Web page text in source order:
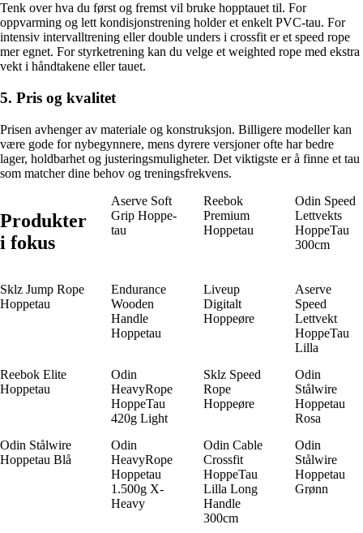
Tenk over hva du først og fremst vil bruke hopptauet til. For
oppvarming og lett kondisjonstrening holder et enkelt PVC-tau. For
intensiv intervalltrening eller double unders i crossfit er et speed rope
mer egnet. For styrketrening kan du velge et weighted rope med ekstra
vekt i håndtakene eller tauet.
5. Pris og kvalitet
Prisen avhenger av materiale og konstruksjon. Billigere modeller kan
være gode for nybegynnere, mens dyrere versjoner ofte har bedre
lager, holdbarhet og justeringsmuligheter. Det viktigste er å finne et tau
som matcher dine behov og treningsfrekvens.
Produkter
i fokus
Aserve Soft
Grip Hoppe­
tau
Reebok
Premium
Hoppe­tau
Odin Speed
Lettvekts
HoppeTau
300cm
Sklz Jump Rope
Hoppe­tau
Endurance
Wooden
Handle
Hoppe­tau
Liveup
Digitalt
Hoppeøre
Aserve
Speed
Lettvekt
HoppeTau
Lilla
Reebok Elite
Hoppe­tau
Odin
HeavyRope
HoppeTau
420g Light
Sklz Speed
Rope
Hoppeøre
Odin
Stålwire
Hoppe­tau
Rosa
Odin Stålwire
Hoppe­tau Blå
Odin
HeavyRope
Hoppe­tau
1.500g X-
Heavy
Odin Cable
Crossfit
HoppeTau
Lilla Long
Handle
300cm
Odin
Stålwire
Hoppe­tau
Grønn